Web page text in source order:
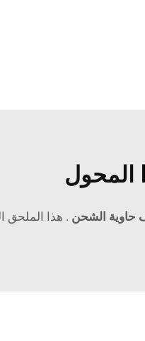
المحول
حاوية الشحن . هذا الملحق